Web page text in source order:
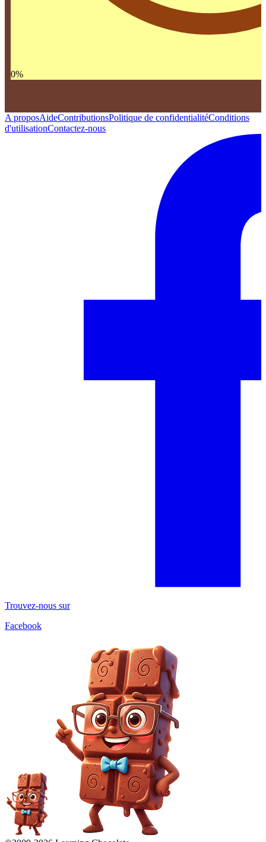
0%
A proposAideContributionsPolitique de confidentialitéConditions
d'utilisationContactez-nous
Trouvez-nous sur
Facebook